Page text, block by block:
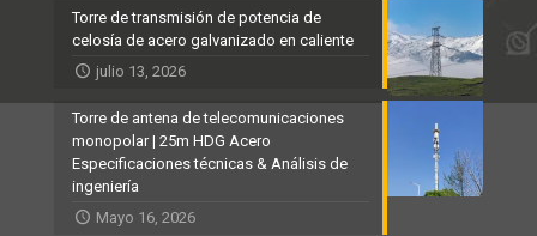
Torre de transmisión de potencia de
celosía de acero galvanizado en caliente
julio 13, 2026
Torre de antena de telecomunicaciones
monopolar | 25m HDG Acero
Especificaciones técnicas & Análisis de
ingeniería
Mayo 16, 2026